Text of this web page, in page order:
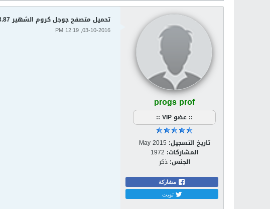
progs prof
:: عضو VIP ::
تاريخ التسجيل: May 2015
المشاركات: 1972
الجنس: ذكر
مشاركة
تويت
تحميل متصفح جوجل كروم الشهير Google Chrome 49.0.2623.87 احدث اصدار
03-10-2016, 12:19 PM